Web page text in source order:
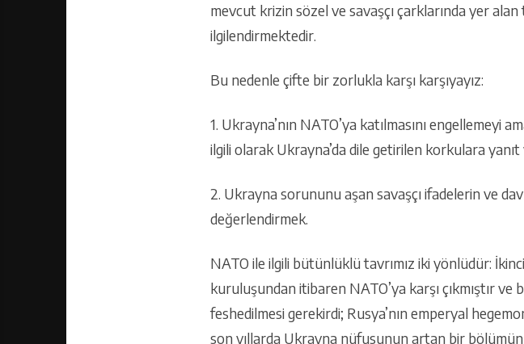
mevcut krizin sözel ve savaşçı çarklarında yer
ilgilendirmektedir.
Bu nedenle çifte bir zorlukla karşı karşıyayız:
1. Ukrayna’nın NATO’ya katılmasını engellemeyi
ilgili olarak Ukrayna’da dile getirilen korkulara
2. Ukrayna sorununu aşan savaşçı ifadelerin ve
değerlendirmek.
NATO ile ilgili bütünlüklü tavrımız iki yönlüdür:
kuruluşundan itibaren NATO’ya karşı çıkmıştır ve
feshedilmesi gerekirdi; Rusya’nın emperyal
son yıllarda Ukrayna nüfusunun artan bir